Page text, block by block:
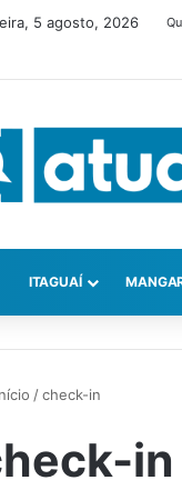
5 agosto, 2026
ITAGUAÍ
/check-in
in